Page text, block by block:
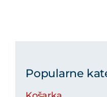
Popularne